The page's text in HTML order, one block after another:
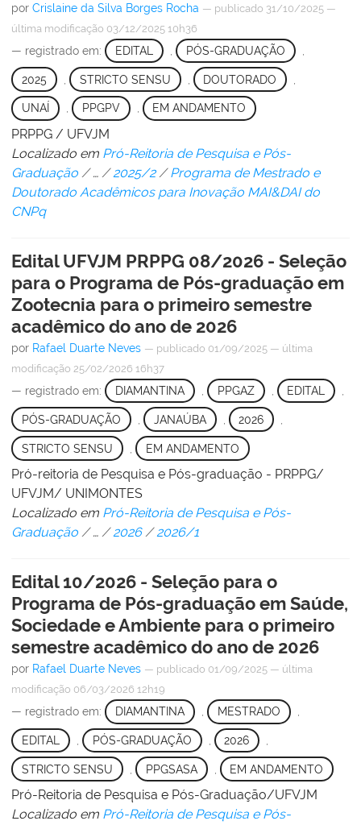
por Crislaine da Silva Borges Rocha — publicado 31/10/2025 —
última modificação 03/12/2025 10h36
— registrado em: EDITAL PÓS-GRADUAÇÃO
2025 STRICTO SENSU DOUTORADO
UNAÍ , PPGPV , EM ANDAMENTO
PRPPG / UFVJM
Localizado em Pró-Reitoria de Pesquisa e Pós-
Graduação /… /2025/2 /Programa de Mestrado e
Doutorado Acadêmicos para Inovação MAI&DAI do
CNPq
Edital UFVJM PRPPG 08/2026 - Seleção
para o Programa de Pós-graduação em
Zootecnia para o primeiro semestre
acadêmico do ano de 2026
por Rafael Duarte Neves — publicado 01/09/2025 — última
modificação 25/02/2026 16h37
— registrado em: DIAMANTINA PPGAZ EDITAL
PÓS-GRADUAÇÃO JANAÚBA 2026
STRICTO SENSU EM ANDAMENTO
Pró-reitoria de Pesquisa e Pós-graduação - PRPPG/
UFVJM/ UNIMONTES
Localizado em Pró-Reitoria de Pesquisa e Pós-
Graduação /… /2026 /2026/1
Edital 10/2026 - Seleção para o
Programa de Pós-graduação em Saúde,
Sociedade e Ambiente para o primeiro
semestre acadêmico do ano de 2026
por Rafael Duarte Neves — publicado 01/09/2025 — última
modificação 06/03/2026 12h19
— registrado em: DIAMANTINA , MESTRADO ,
EDITAL PÓS-GRADUAÇÃO 2026
STRICTO SENSU PPGSASA EM ANDAMENTO
Pró-Reitoria de Pesquisa e Pós-Graduação/UFVJM
Localizado em Pró-Reitoria de Pesquisa e Pós-